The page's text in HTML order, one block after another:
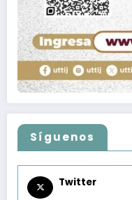
Síguenos
Twitter